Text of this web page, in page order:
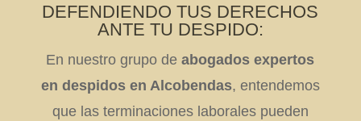
DEFENDIENDO TUS DERECHOS
ANTE TU DESPIDO:
En nuestro grupo deabogados expertos
en despidos en Alcobendas, entendemos
que las terminaciones laborales pueden